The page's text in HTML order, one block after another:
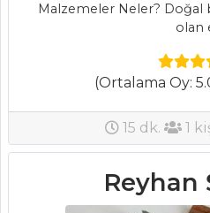
Tüm
Kategoriler
PILAV VE
MAKARNA
Cevizli ve
Zahterli Erişte
Kremalı ve
Malzemeler Neler? Doğal
olan
(Ortalama Oy:
15 dk. 1
Reyhan